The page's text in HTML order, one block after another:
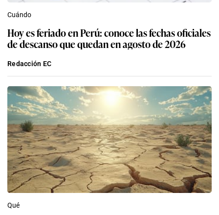
Cuándo
Hoy es feriado en Perú: conoce las fechas oficiales
de descanso que quedan en agosto de 2026
Redacción EC
Qué